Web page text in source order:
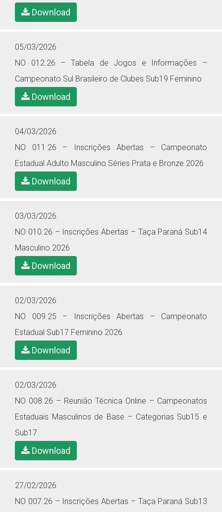
Download
05/03/2026
NO 012.26 – Tabela de Jogos e Informações –
Campeonato Sul Brasileiro de Clubes Sub19 Feminino
Download
04/03/2026
NO 011.26 – Inscrições Abertas – Campeonato
Estadual Adulto Masculino Séries Prata e Bronze 2026
Download
03/03/2026
NO 010.26 – Inscrições Abertas – Taça Paraná Sub14
Masculino 2026
Download
02/03/2026
NO 009.25 – Inscrições Abertas – Campeonato
Estadual Sub17 Feminino 2026
Download
02/03/2026
NO 008.26 – Reunião Técnica Online – Campeonatos
Estaduais Masculinos de Base – Categorias Sub15 e
Sub17
Download
27/02/2026
NO 007.26 – Inscrições Abertas – Taça Paraná Sub13